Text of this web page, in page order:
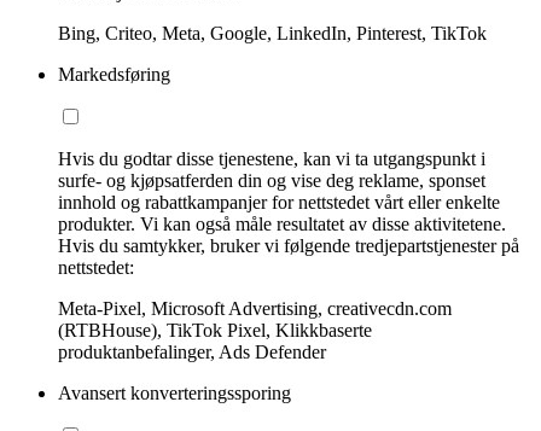
Bing, Criteo, Meta, Google, LinkedIn, Pinterest, TikTok
Markedsføring
Hvis du godtar disse tjenestene, kan vi ta utgangspunkt i
surfe- og kjøpsatferden din og vise deg reklame, sponset
innhold og rabattkampanjer for nettstedet vårt eller enkelte
produkter. Vi kan også måle resultatet av disse aktivitetene.
Hvis du samtykker, bruker vi følgende tredjepartstjenester på
nettstedet:
Meta-Pixel, Microsoft Advertising, creativecdn.com
(RTBHouse), TikTok Pixel, Klikkbaserte
produktanbefalinger, Ads Defender
Avansert konverteringssporing